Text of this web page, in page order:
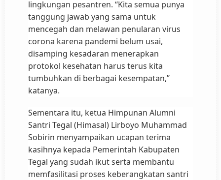
lingkungan pesantren. “Kita semua punya
tanggung jawab yang sama untuk
mencegah dan melawan penularan virus
corona karena pandemi belum usai,
disamping kesadaran menerapkan
protokol kesehatan harus terus kita
tumbuhkan di berbagai kesempatan,”
katanya.
Sementara itu, ketua Himpunan Alumni
Santri Tegal (Himasal) Lirboyo Muhammad
Sobirin menyampaikan ucapan terima
kasihnya kepada Pemerintah Kabupaten
Tegal yang sudah ikut serta membantu
memfasilitasi proses keberangkatan santri